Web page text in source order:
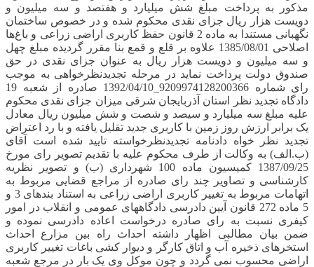
مذکور به پرداخت مبلغ شش میلیارد و هفتصد و سه میلیون و
دویست هزار ریال جزای نقدی محکوم شده و در خصوص ساختمان
نگهبانی مستندا به ماده 2 قانون حفظ کاربری اراضی زراعی و باغ‌ها
اصلاحی 1385/08/01 علاوه بر قلع و قمع بنا مقرر گردیده مبلغ چهل
و سه میلیون و دویست هزار ریال به عنوان جزای نقدی در حق
صندوق دولت پرداخت نماید در مرحله تجدیدنظرخواهی به موجب
رای شماره 9209974128200366_1392/04/10 صادره از شعبه 19
دادگاه تجدید نظر استان آذربایجان شرقی میزان جزای نقدی محکوم
علیه مبلغ سه میلیارد و سیصد و شصت و شش میلیون ریال معادل
یک برابر ارزش روز زمین با کاربری جدید تقلیل یافته و با رد اعتراض
تجدید نظر خواه دادنامه تجدیدنظرخواسته تایید شده است آقای
(ب.الف) به وکالت از طرف محکوم علیه با تقدیم تصویر رای مورخ
1387/09/25 کمیسیون ماده 100 شهرداری (ب) و تصویر نظریه
کارشناسی و تصاویر چند رای صادره از مراجع قضایی مربوط به
اتهامات مربوط به تغییر کاربری اراضی زراعی به استناد بندهای 3 و
5 ماده 272 قانون آیین دادرسی دادگاههای عمومی و انقلاب در امور
کیفری نسبت به رای صادره درخواست اعاده دادرسی نموده و
ضمن بیان مطالبی اظهار داشته احداث راه بین مزارع احداث
استخرهای ذخیره آب و اتاق کارگر و دیوار کشی باغات تغییر کاربری
اراضی محسوب نمی گردد و چون موکل وی یک بار در مرجع شعبه